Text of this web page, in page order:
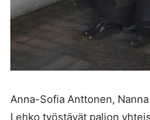
Anna-Sofia Anttonen,
Lehko työstävät paljon